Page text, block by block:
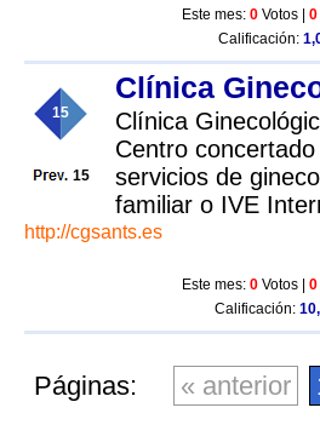
Este mes: 0 Votos | 0
Calificación:
15
15
Clínica
Clínica
Centro
servicios de
familiar o IVE
http://cgsants.es
Este mes: 0 Votos | 0
Calificación:
Páginas: « anterior